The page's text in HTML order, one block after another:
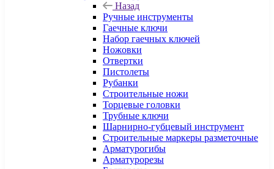
Назад
Ручные инструменты
Гаечные ключи
Набор гаечных ключей
Ножовки
Отвертки
Пистолеты
Рубанки
Строительные ножи
Торцевые головки
Трубные ключи
Шарнирно-губцевый инструмент
Строительные маркеры разметочные
Арматурогибы
Арматурорезы